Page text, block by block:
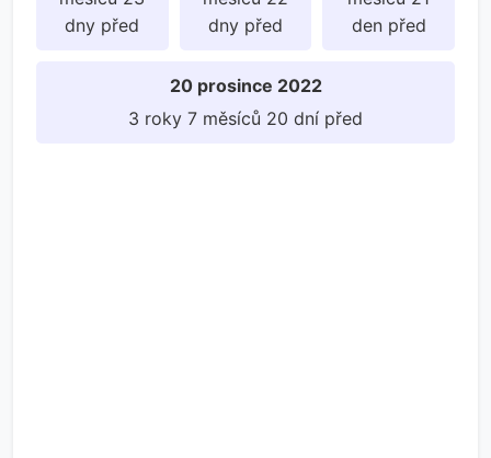
dny před
dny před
den před
20 prosince 2022
3 roky 7 měsíců 20 dní před